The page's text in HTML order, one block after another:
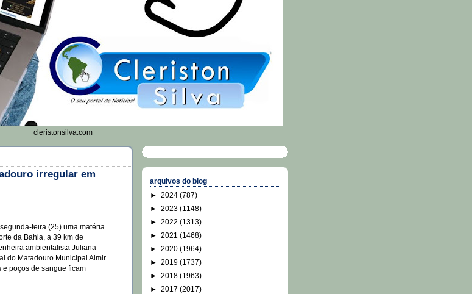
cleristonsilva.com
irregular em
feira (25) uma matéria
da Bahia, a 39 km de
ambientalista Juliana
do Matadouro Municipal Almir
e poços de sangue ficam
arquivos do blog
► 2024 (787)
► 2023 (1148)
► 2022 (1313)
► 2021 (1468)
► 2020 (1964)
► 2019 (1737)
► 2018 (1963)
► 2017 (2017)